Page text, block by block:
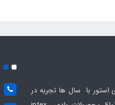
استور با سال ها تجربه در